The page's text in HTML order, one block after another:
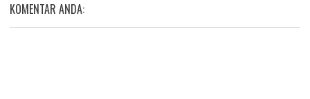
KOMENTAR ANDA: